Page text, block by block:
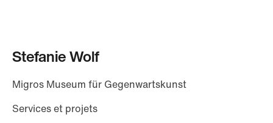
Stefanie Wolf
Migros Museum für Gegenwartskunst
Services et projets